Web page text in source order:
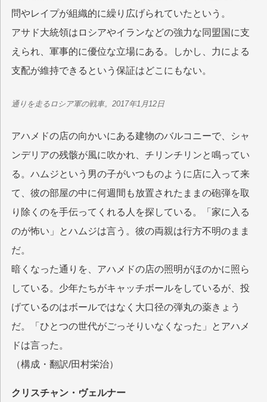
問やレイプが組織的に繰り広げられていたという。
アサド大統領はロシアやイランなどの強力な同盟国に支
えられ、軍事的に優位な立場にある。しかし、力による
支配が維持できるという保証はどこにもない。
通りを走るロシア軍の戦車。2017年1月12日
アハメドの店の向かいにある建物のバルコニーで、シャ
ンデリアの残骸が風に吹かれ、チリンチリンと鳴ってい
る。ハムジという男の子がいつものように店に入って来
て、彼の部屋の中に何週間も放置されたままの砲弾を取
り除くのを手伝ってくれる人を探している。「家に入る
のが怖い」とハムジは言う。彼の両親は行方不明のまま
だ。
暗くなった通りを、アハメドの店の照明がほのかに照ら
している。少年たちがキャッチボールをしているが、投
げているのはボールではなく大口径の弾丸の薬きょう
だ。「ひとつの世代がごっそりいなくなった」とアハメ
ドは言った。
（構成・翻訳/田村栄治）
クリスチャン・ヴェルナー